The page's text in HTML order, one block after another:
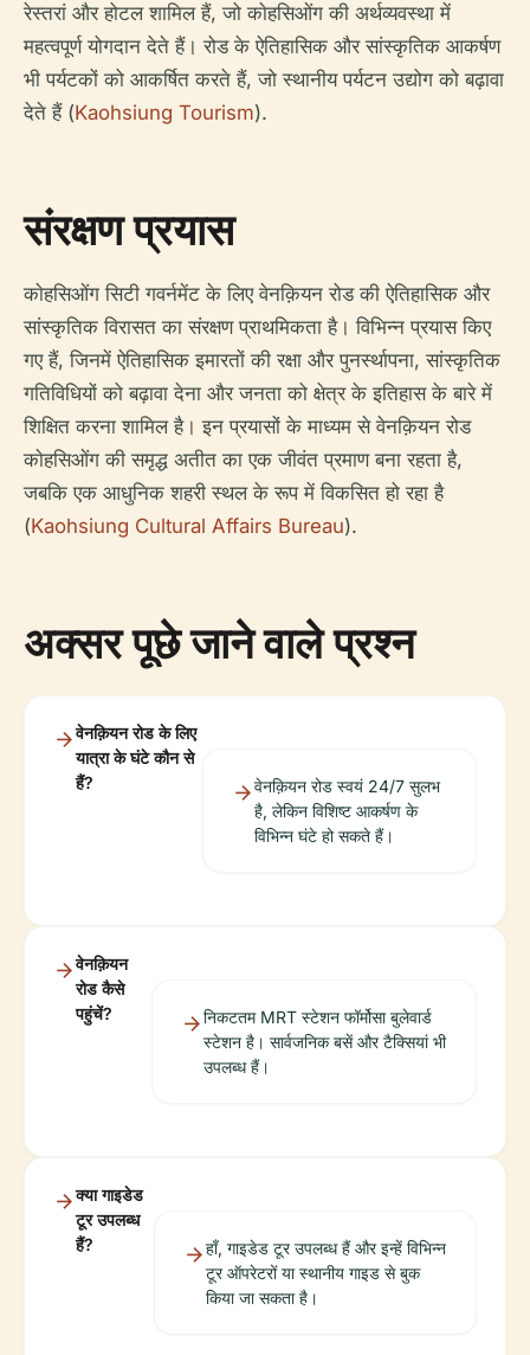
रेस्तरां और होटल शामिल हैं, जो काेहसिओंग की अर्थव्यवस्था में
महत्वपूर्ण योगदान देते हैं। रोड के ऐतिहासिक और सांस्कृतिक आकर्षण
भी पर्यटकों को आकर्षित करते हैं, जो स्थानीय पर्यटन उद्योग को बढ़ावा
देते हैं (Kaohsiung Tourism).
संरक्षण प्रयास
काेहसिओंग सिटी गवर्नमेंट के लिए वेनक़ियन रोड की ऐतिहासिक और
सांस्कृतिक विरासत का संरक्षण प्राथमिकता है। विभिन्न प्रयास किए
गए हैं, जिनमें ऐतिहासिक इमारतों की रक्षा और पुनर्स्थापना, सांस्कृतिक
गतिविधियों को बढ़ावा देना और जनता को क्षेत्र के इतिहास के बारे में
शिक्षित करना शामिल है। इन प्रयासों के माध्यम से वेनक़ियन रोड
काेहसिओंग की समृद्ध अतीत का एक जीवंत प्रमाण बना रहता है,
जबकि एक आधुनिक शहरी स्थल के रूप में विकसित हो रहा है
(Kaohsiung Cultural Affairs Bureau).
अक्सर पूछे जाने वाले प्रश्न
वेनक़ियन रोड के लिए
यात्रा के घंटे कौन से
हैं?
वेनक़ियन रोड स्वयं 24/7 सुलभ
है, लेकिन विशिष्ट आकर्षण के
विभिन्न घंटे हो सकते हैं।
वेनक़ियन
रोड कैसे
पहुंचें?
निकटतम MRT स्टेशन फॉर्मोसा बुलेवार्ड
स्टेशन है। सार्वजनिक बसें और टैक्सियां भी
उपलब्ध हैं।
क्या गाइडेड
टूर उपलब्ध
हैं?
हाँ, गाइडेड टूर उपलब्ध हैं और इन्हें विभिन्न
टूर ऑपरेटरों या स्थानीय गाइड से बुक
किया जा सकता है।